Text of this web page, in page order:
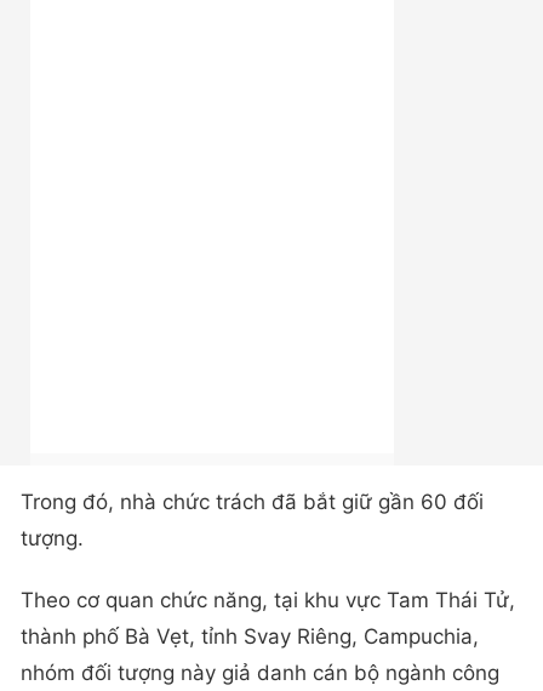
Trong đó, nhà chức trách đã bắt giữ gần 60 đối
tượng.
Theo cơ quan chức năng, tại khu vực Tam Thái Tử,
thành phố Bà Vẹt, tỉnh Svay Riêng, Campuchia,
nhóm đối tượng này giả danh cán bộ ngành công